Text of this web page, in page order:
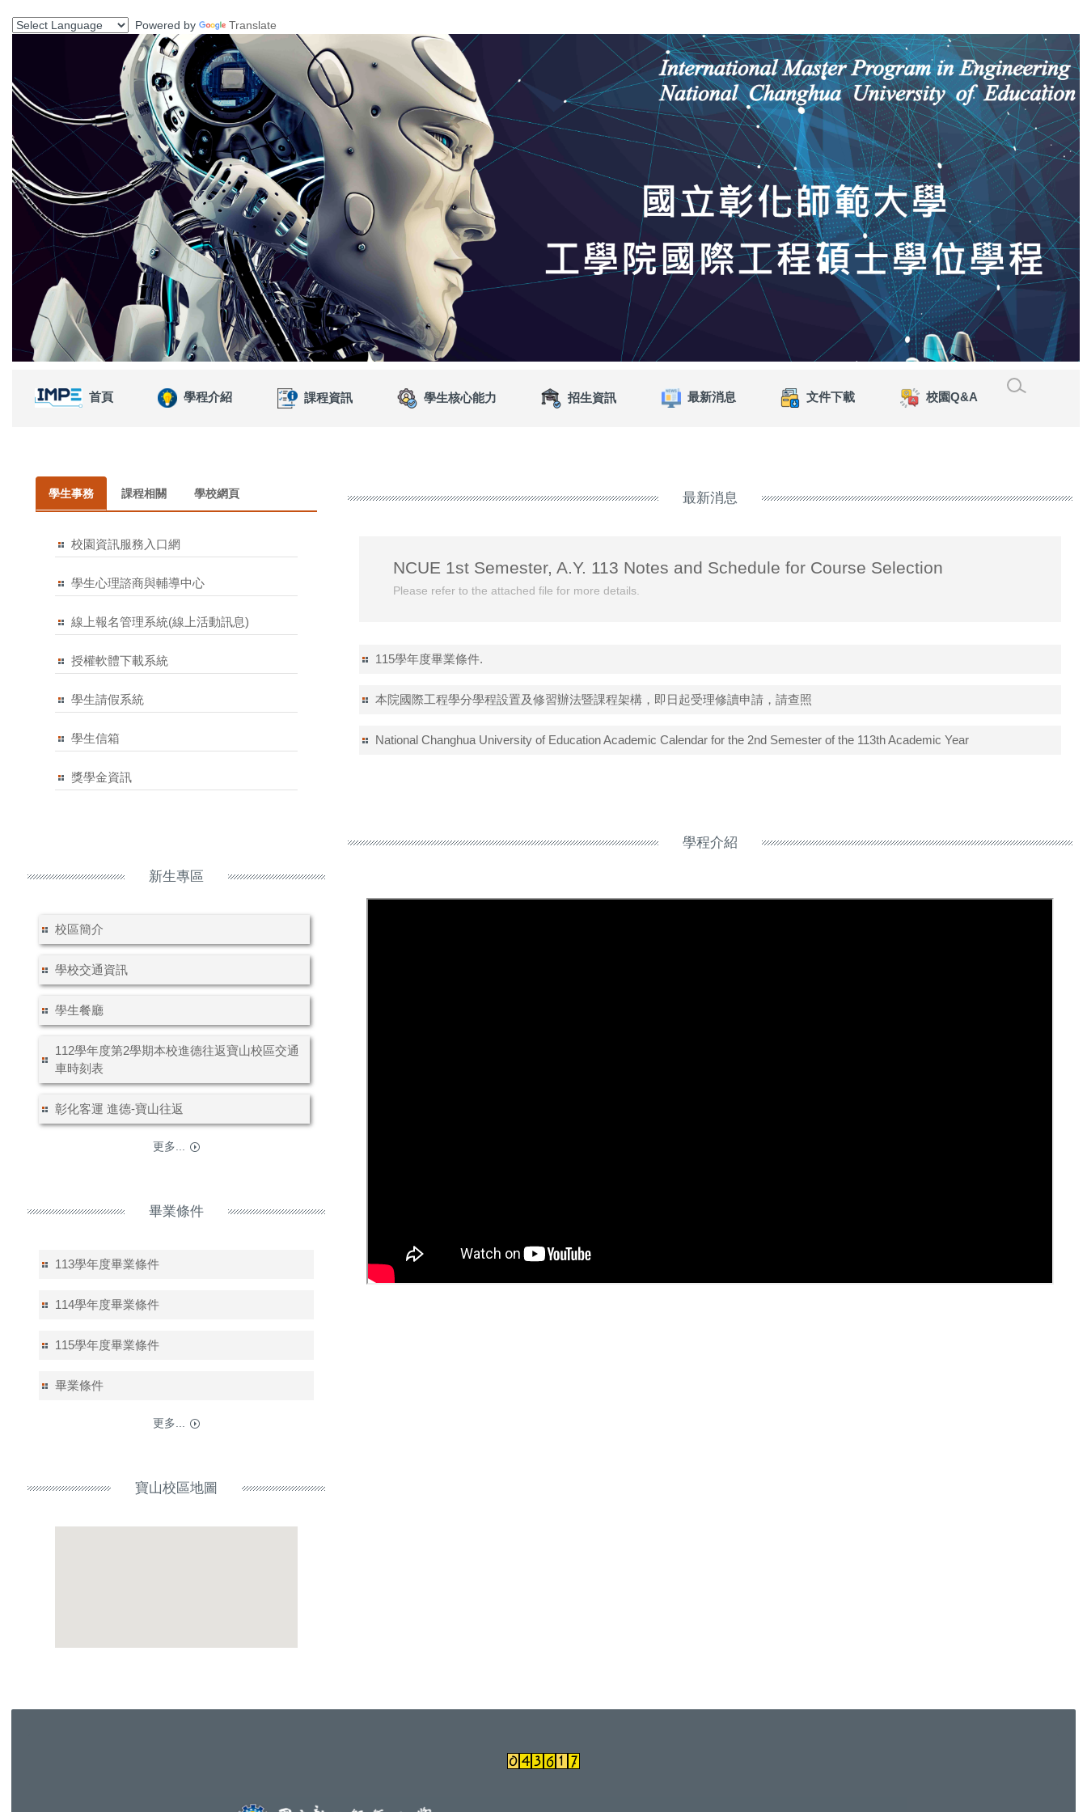
到
內
容
區
Powered by Translate
首頁 學程介紹 課程資訊 學生核心能力 招生資訊 最新消息 文件下載 校園Q&A
學生事務 課程相關 學校網頁
校園資訊服務入口網
學生心理諮商與輔導中心
線上報名管理系統(線上活動訊息)
授權軟體下載系統
學生請假系統
學生信箱
獎學金資訊
新生專區
校區簡介
學校交通資訊
學生餐廳
112學年度第2學期本校進德往返寶山校區交通
車時刻表
彰化客運 進德-寶山往返
更多...
畢業條件
113學年度畢業條件
114學年度畢業條件
115學年度畢業條件
畢業條件
更多...
寶山校區地圖
最新消息
NCUE 1st Semester, A.Y. 113 Notes and Schedule for Course Selection
Please refer to the attached file for more details.
115學年度畢業條件.
本院國際工程學分學程設置及修習辦法暨課程架構，即日起受理修讀申請，請查照
National Changhua University of Education Academic Calendar for the 2nd Semester of the 113th Academic Year
學程介紹